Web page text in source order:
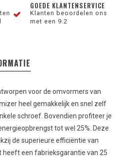
GOEDE KLANTENSERVICE
Klanten beoordelen ons
met een 9.2
voor de omvormers van
heel gemakkelijk en snel zelf
schroef. Bovendien profiteer je
tot wel 25%. Deze
de superieure efficiëntie van
heeft een fabrieksgarantie van 25